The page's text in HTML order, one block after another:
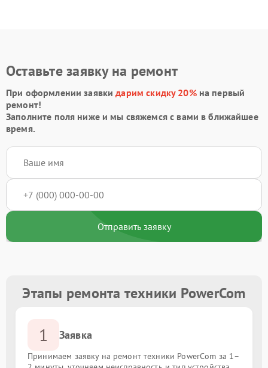
Оставьте заявку на ремонт
При оформлении заявкидарим скидку 20%на первый
ремонт!
Заполните поля ниже и мы свяжемся с вами в ближайшее
время.
Отправить заявку
Этапы ремонта техники PowerCom
1 Заявка
Принимаем заявку на ремонт техники PowerCom за 1–